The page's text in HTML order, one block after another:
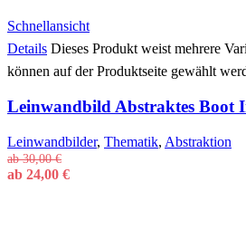
Schnellansicht
Details Dieses Produkt weist mehrere
können auf der Produktseite gewählt
Leinwandbild Abstraktes Boot
Leinwandbilder, Thematik, Abstraktion
ab30,00€
ab 24,00 €